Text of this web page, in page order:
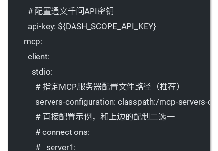
# 配置通义千问API密钥
api-key: ${DASH_SCOPE_API_KEY}
mcp:
client:
stdio:
# 指定MCP服务器配置文件路径（推荐）
servers-configuration: classpath:/mcp-servers-
# 直接配置示例，和上边的配制二选一
# connections:
#   server1: